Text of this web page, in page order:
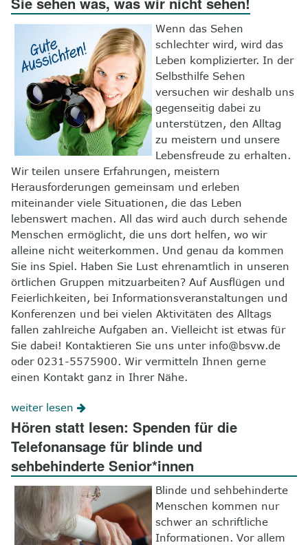
8
Kontakt
Wenn das Sehen
schlechter wird, wird das
Leben komplizierter. In der
Selbsthilfe Sehen
versuchen wir deshalb uns
gegenseitig dabei zu
unterstützen, den Alltag
zu meistern und unsere
Lebensfreude zu erhalten.
Wir teilen unsere Erfahrungen, meistern
Herausforderungen gemeinsam und erleben
miteinander viele Situationen, die das Leben
lebenswert machen. All das wird auch durch sehende
Menschen ermöglicht, die uns dort helfen, wo wir
alleine nicht weiterkommen. Und genau da kommen
Sie ins Spiel. Haben Sie Lust ehrenamtlich in unseren
örtlichen Gruppen mitzuarbeiten? Auf Ausflügen und
Feierlichkeiten, bei Informationsveranstaltungen und
Konferenzen und bei vielen Aktivitäten des Alltags
fallen zahlreiche Aufgaben an. Vielleicht ist etwas für
Sie dabei! Kontaktieren Sie uns unter info@bsvw.de
oder 0231-5575900. Wir vermitteln Ihnen gerne
einen Kontakt ganz in Ihrer Nähe.
weiter lesen
Hören statt lesen: Spenden für die
Telefonansage für blinde und
sehbehinderte Senior*innen
Blinde und sehbehinderte
Menschen kommen nur
schwer an schriftliche
Informationen. Vor allem